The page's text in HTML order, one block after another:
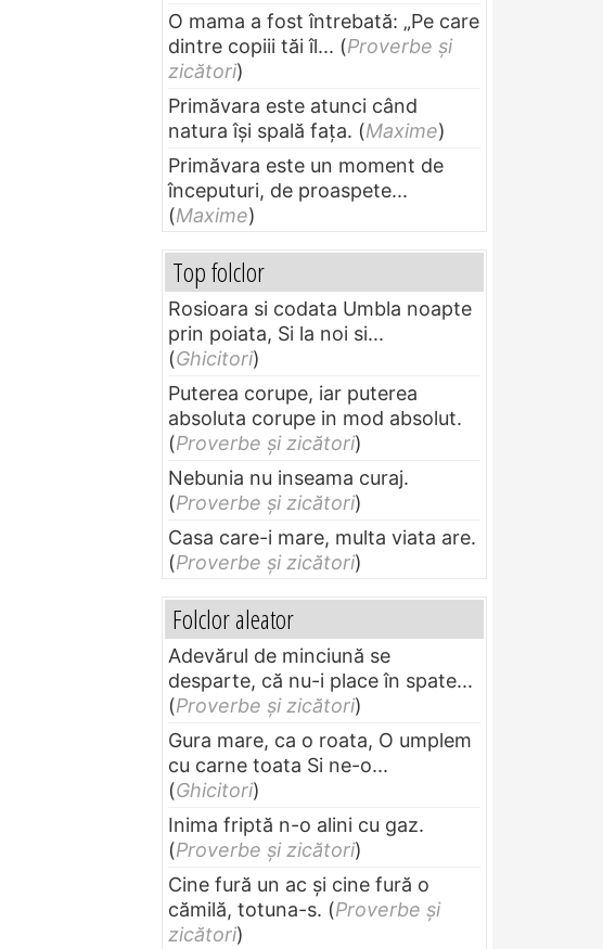
O mama a fost întrebată: „Pe care
dintre copiii tăi îl... (Proverbe și
zicători)
Primăvara este atunci când
natura își spală fața. (Maxime)
Primăvara este un moment de
începuturi, de proaspete...
(Maxime)
Top folclor
Rosioara si codata Umbla noapte
prin poiata, Si la noi si...
(Ghicitori)
Puterea corupe, iar puterea
absoluta corupe in mod absolut.
(Proverbe și zicători)
Nebunia nu inseama curaj.
(Proverbe și zicători)
Casa care-i mare, multa viata are.
(Proverbe și zicători)
Folclor aleator
Adevărul de minciună se
desparte, că nu-i place în spate...
(Proverbe și zicători)
Gura mare, ca o roata, O umplem
cu carne toata Si ne-o...
(Ghicitori)
Inima friptă n-o alini cu gaz.
(Proverbe și zicători)
Cine fură un ac şi cine fură o
cămilă, totuna-s. (Proverbe și
zicători)